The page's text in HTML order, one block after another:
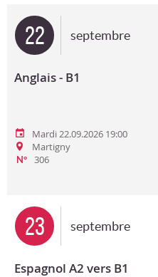
22 septembre
Anglais - B1
Mardi 22.09.2026 19:00
Martigny
N°
306
23 septembre
Espagnol A2 vers B1